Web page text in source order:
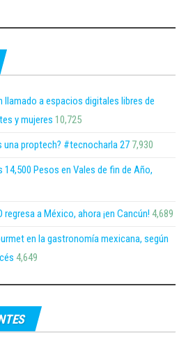
llamado a espacios digitales libres de
y mujeres 10,725
una proptech? #tecnocharla 27 7,930
14,500 Pesos en Vales de fin de Año,
a México, ahora ¡en Cancún! 4,689
en la gastronomía mexicana, según
4,649